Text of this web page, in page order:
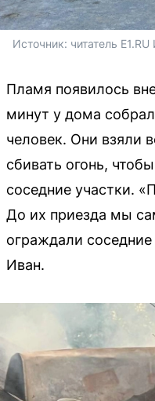
Источник: читатель
Пламя появилось
минут у дома
человек. Они взяли
сбивать огонь,
соседние участки.
До их приезда мы
ограждали
Иван.